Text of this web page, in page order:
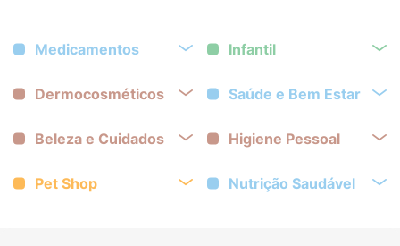
Medicamentos Infantil
Dermocosméticos Saúde e Bem Estar
Beleza e Cuidados Higiene Pessoal
Pet Shop Nutrição Saudável